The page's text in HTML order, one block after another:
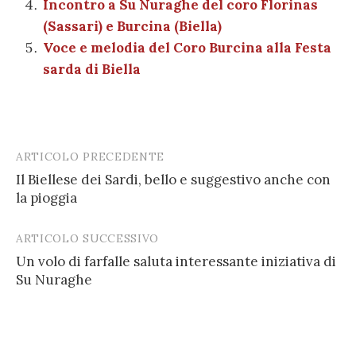
Incontro a Su Nuraghe del coro Florinas
(Sassari) e Burcina (Biella)
Voce e melodia del Coro Burcina alla Festa
sarda di Biella
Post
navigation
ARTICOLO PRECEDENTE
Il Biellese dei Sardi, bello e suggestivo anche con
la pioggia
ARTICOLO SUCCESSIVO
Un volo di farfalle saluta interessante iniziativa di
Su Nuraghe